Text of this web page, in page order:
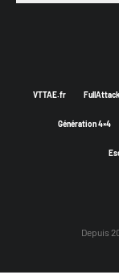
VTTAE.fr FullAttack
Génération 4×4
Depuis